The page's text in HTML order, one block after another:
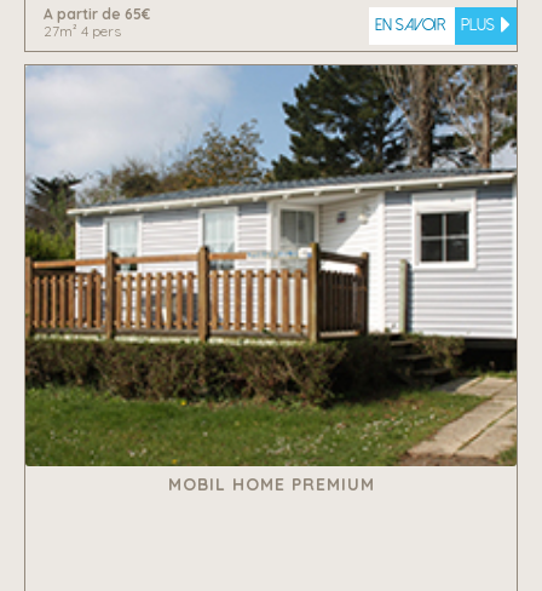
A partir de 65€
27m² 4 pers
En savoir plus
MOBIL HOME PREMIUM